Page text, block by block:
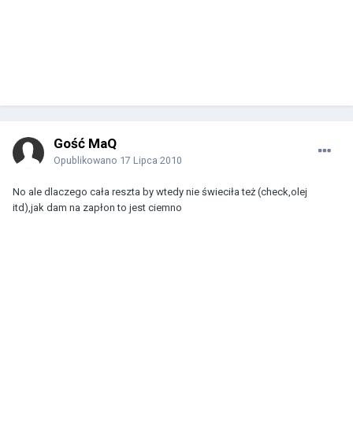
Gość MaQ
Opublikowano 17 Lipca 2010
No ale dlaczego cała reszta by wtedy nie świeciła też (check,olej
itd),jak dam na zapłon to jest ciemno